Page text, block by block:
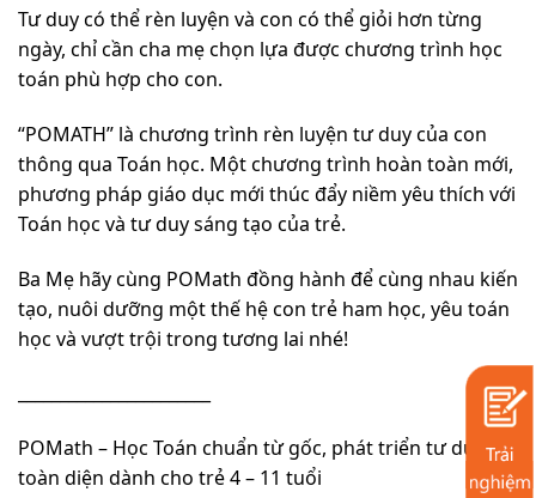
Tư duy có thể rèn luyện và con có thể giỏi hơn từng
ngày, chỉ cần cha mẹ chọn lựa được chương trình học
toán phù hợp cho con.
“POMATH” là chương trình rèn luyện tư duy của con
thông qua Toán học. Một chương trình hoàn toàn mới,
phương pháp giáo dục mới thúc đẩy niềm yêu thích với
Toán học và tư duy sáng tạo của trẻ.
Ba Mẹ hãy cùng POMath đồng hành để cùng nhau kiến
tạo, nuôi dưỡng một thế hệ con trẻ ham học, yêu toán
học và vượt trội trong tương lai nhé!
POMath – Học Toán chuẩn từ gốc, phát triển tư duy
toàn diện dành cho trẻ 4 – 11 tuổi